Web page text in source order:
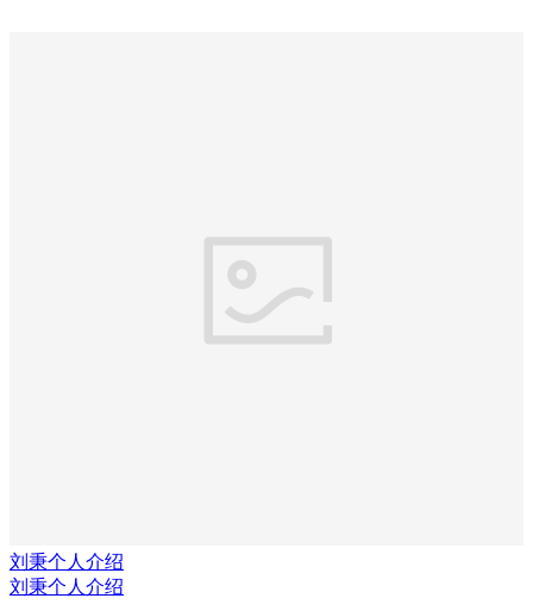
刘秉个人介绍
刘秉个人介绍